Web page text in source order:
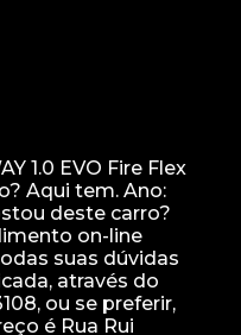
1.0 EVO Fire Flex
Aqui tem. Ano:
deste carro?
on-line
suas dúvidas
através do
ou se preferir,
é Rua Rui